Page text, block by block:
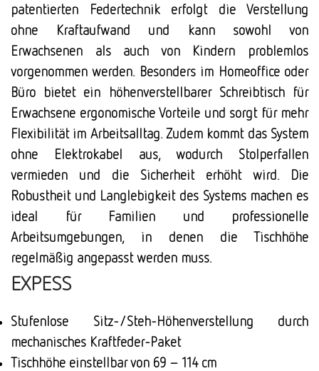
patentierten Federtechnik erfolgt die Verstellung
ohne Kraftaufwand und kann sowohl von
Erwachsenen als auch von Kindern problemlos
vorgenommen werden. Besonders im Homeoffice oder
Büro bietet ein höhenverstellbarer Schreibtisch für
Erwachsene ergonomische Vorteile und sorgt für mehr
Flexibilität im Arbeitsalltag. Zudem kommt das System
ohne Elektrokabel aus, wodurch Stolperfallen
vermieden und die Sicherheit erhöht wird. Die
Robustheit und Langlebigkeit des Systems machen es
ideal für Familien und professionelle
Arbeitsumgebungen, in denen die Tischhöhe
regelmäßig angepasst werden muss.
EXPESS
Stufenlose Sitz-/Steh-Höhenverstellung durch
mechanisches Kraftfeder-Paket
Tischhöhe einstellbar von 69 – 114 cm